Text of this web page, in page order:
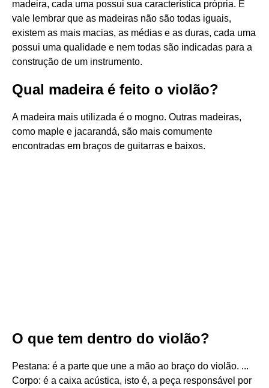
madeira, cada uma possui sua característica própria. E
vale lembrar que as madeiras não são todas iguais,
existem as mais macias, as médias e as duras, cada uma
possui uma qualidade e nem todas são indicadas para a
construção de um instrumento.
Qual madeira é feito o violão?
A madeira mais utilizada é o mogno. Outras madeiras,
como maple e jacarandá, são mais comumente
encontradas em braços de guitarras e baixos.
O que tem dentro do violão?
Pestana: é a parte que une a mão ao braço do violão. ...
Corpo: é a caixa acústica, isto é, a peça responsável por